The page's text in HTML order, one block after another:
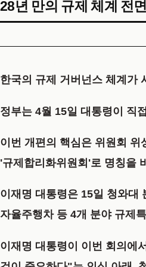
28년 만의 규제 체계 전
한국의 규제 거버넌스 체계가
정부는 4월 15일 대통령이 직
이번 개편의 핵심은 위원회
'규제합리화위원회'로 명칭을
이재명 대통령은 15일 청와대
자율주행차 등 4개 분야 규제
이재명 대통령이 이번 회의에